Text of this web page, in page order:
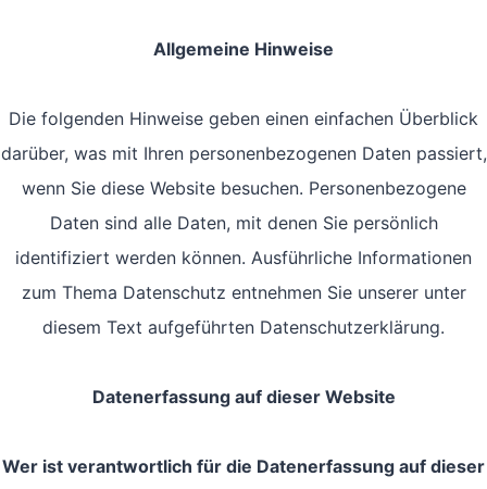
Allgemeine Hinweise
Die folgenden Hinweise geben einen einfachen Überblick
darüber, was mit Ihren personenbezogenen Daten passiert,
wenn Sie diese Website besuchen. Personenbezogene
Daten sind alle Daten, mit denen Sie persönlich
identifiziert werden können. Ausführliche Informationen
zum Thema Datenschutz entnehmen Sie unserer unter
diesem Text aufgeführten Datenschutzerklärung.
Datenerfassung auf dieser Website
Wer ist verantwortlich für die Datenerfassung auf dieser